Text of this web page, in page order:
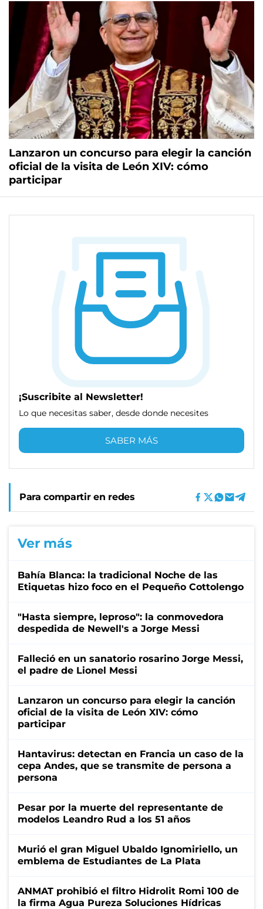
Lanzaron un concurso para elegir la canción
oficial de la visita de León XIV: cómo
participar
¡Suscribite al Newsletter!
Lo que necesitas saber, desde donde necesites
SABER MÁS
Para compartir en redes
Ver más
Bahía Blanca: la tradicional Noche de las
Etiquetas hizo foco en el Pequeño Cottolengo
"Hasta siempre, leproso": la conmovedora
despedida de Newell's a Jorge Messi
Falleció en un sanatorio rosarino Jorge Messi,
el padre de Lionel Messi
Lanzaron un concurso para elegir la canción
oficial de la visita de León XIV: cómo
participar
Hantavirus: detectan en Francia un caso de la
cepa Andes, que se transmite de persona a
persona
Pesar por la muerte del representante de
modelos Leandro Rud a los 51 años
Murió el gran Miguel Ubaldo Ignomiriello, un
emblema de Estudiantes de La Plata
ANMAT prohibió el filtro Hidrolit Romi 100 de
la firma Agua Pureza Soluciones Hídricas